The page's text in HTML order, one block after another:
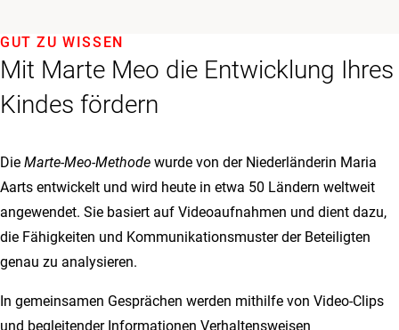
Mit Marte Meo die Entwicklung Ihres
Kindes fördern
GUT ZU WISSEN
Die Marte-Meo-Methode wurde von der Niederländerin Maria
Aarts entwickelt und wird heute in etwa 50 Ländern weltweit
angewendet. Sie basiert auf Videoaufnahmen und dient dazu,
die Fähigkeiten und Kommunikationsmuster der Beteiligten
genau zu analysieren.
In gemeinsamen Gesprächen werden mithilfe von Video-Clips
und begleitender Informationen Verhaltensweisen